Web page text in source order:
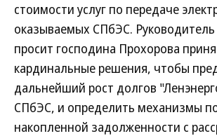
стоимости услуг по передаче
оказываемых СПбЭС.
просит господина Прохорова
кардинальные решения, чтобы
дальнейший рост долгов
СПбЭС, и определить механизмы
накопленной задолженности с